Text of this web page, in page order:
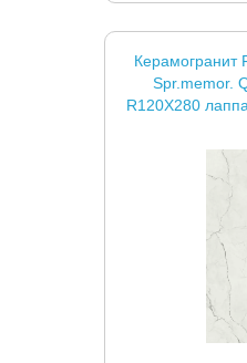
Керамогранит
Spr.memor.
R120X280